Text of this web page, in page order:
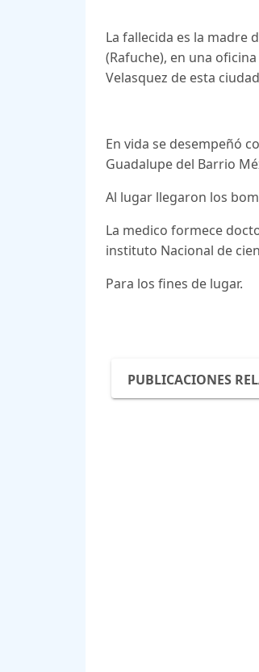
La fallecida es la madre
(Rafuche), en una
Velasquez de esta
En vida se desempeñó
Guadalupe del Barrio
Al lugar llegaron los
La medico formece
instituto Nacional de
Para los fines de lugar.
PUBLICACIONES